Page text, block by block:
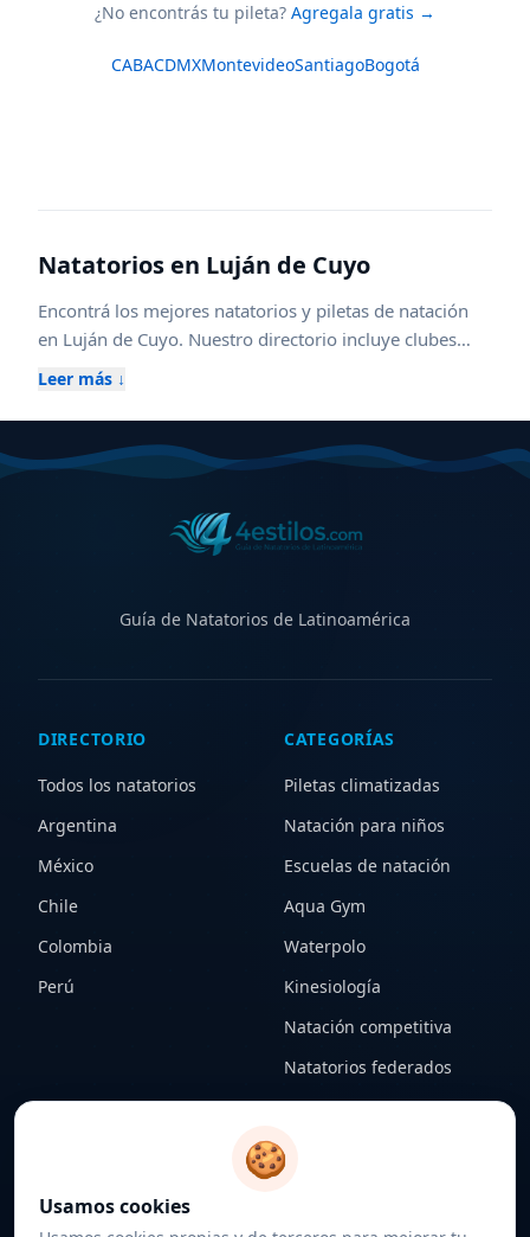
¿No encontrás tu pileta? Agregala gratis →
CABACDMXMontevideoSantiagoBogotá
Natatorios en Luján de Cuyo
Encontrá los mejores natatorios y piletas de natación
en Luján de Cuyo. Nuestro directorio incluye clubes
federados, escuelas de natación para niños y adultos,
centros con aqua gym, waterpolo y kinesiología
acuática. Compará horarios, ubicaciones, instalaciones
y servicios para elegir el natatorio ideal en
, ya sea para entrenamiento competitivo,
aprendizaje, recreación o rehabilitación. Explorá zonas
Leer más ↓
Guía de Natatorios de Latinoamérica
DIRECTORIO
Todos los natatorios
Argentina
México
Chile
Colombia
Perú
CATEGORÍAS
Piletas climatizadas
Natación para niños
Escuelas de natación
Aqua Gym
Waterpolo
Kinesiología
Natación competitiva
Natatorios federados
Federaciones
🍪
Usamos cookies